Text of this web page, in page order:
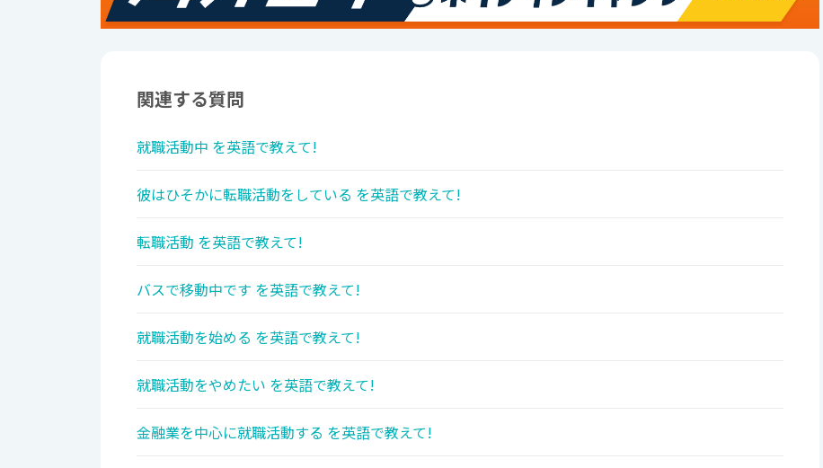
関連する質問
就職活動中 を英語で教えて!
彼はひそかに転職活動をしている を英語で教えて!
転職活動 を英語で教えて!
バスで移動中です を英語で教えて!
就職活動を始める を英語で教えて!
就職活動をやめたい を英語で教えて!
金融業を中心に就職活動する を英語で教えて!